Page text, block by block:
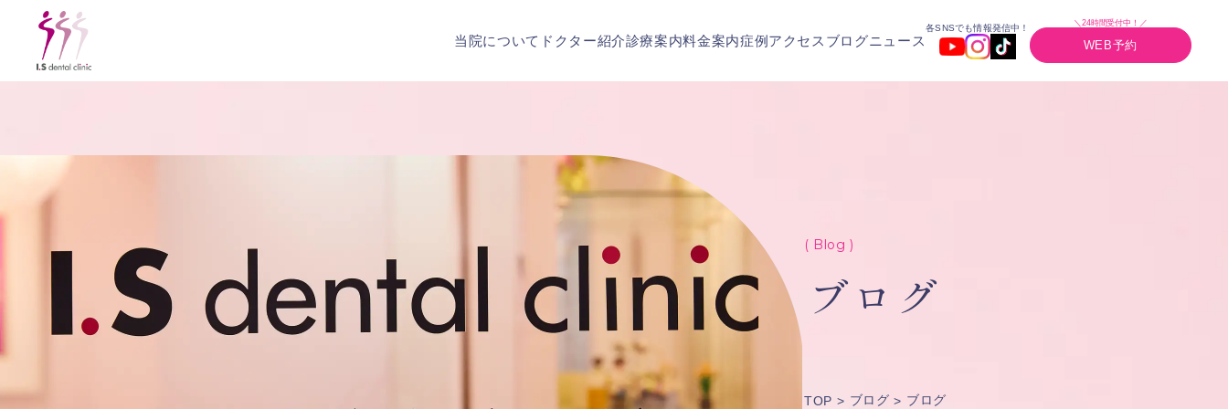
当院について ドクター紹介診療案内料金案内症例アクセス ブログニュース
各SNSでも情報発信中！
＼24時間受付中！／
WEB予約
( Blog )
ブログ
TOP ブログ ブログ